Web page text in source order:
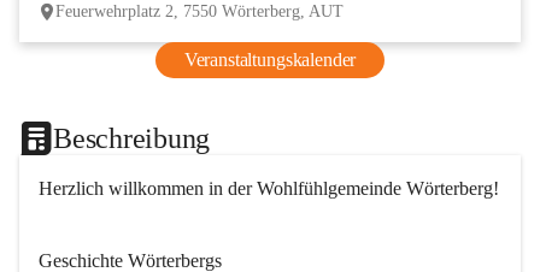
Feuerwehrplatz 2, 7550 Wörterberg, AUT
Veranstaltungskalender
Beschreibung
Herzlich willkommen in der Wohlfühlgemeinde Wörterberg!
Geschichte Wörterbergs